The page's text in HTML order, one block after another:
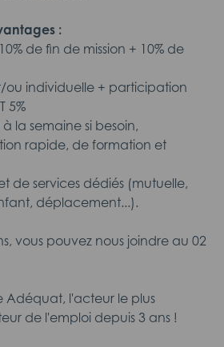
:
de fin de mission + 10% de
ou individuelle + participation
5%
la semaine si besoin,
rapide, de formation et
de services dédiés (mutuelle,
déplacement...).
vous pouvez nous joindre au 02
Adéquat, l'acteur le plus
de l'emploi depuis 3 ans !